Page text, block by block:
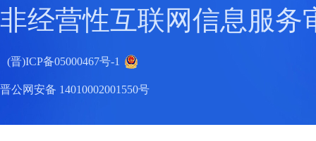
非经营性互联网信息服务
(晋)ICP备05000467号-1
晋公网安备 14010002001550号